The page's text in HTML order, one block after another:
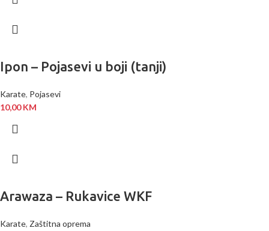
Ipon – Pojasevi u boji (tanji)
Karate, Pojasevi
10,00KM
Arawaza – Rukavice WKF
Karate, Zaštitna oprema